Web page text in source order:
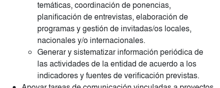
temáticas, coordinación de ponencias,
planificación de entrevistas, elaboración de
programas y gestión de invitadas/os locales,
nacionales y/o internacionales.
Generar y sistematizar información periódica de
las actividades de la entidad de acuerdo a los
indicadores y fuentes de verificación previstas.